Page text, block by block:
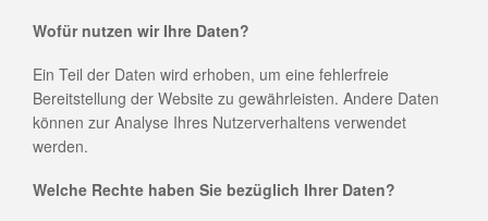
Wofür nutzen wir Ihre Daten?
Ein Teil der Daten wird erhoben, um eine fehlerfreie
Bereitstellung der Website zu gewährleisten. Andere Daten
können zur Analyse Ihres Nutzerverhaltens verwendet
werden.
Welche Rechte haben Sie bezüglich Ihrer Daten?